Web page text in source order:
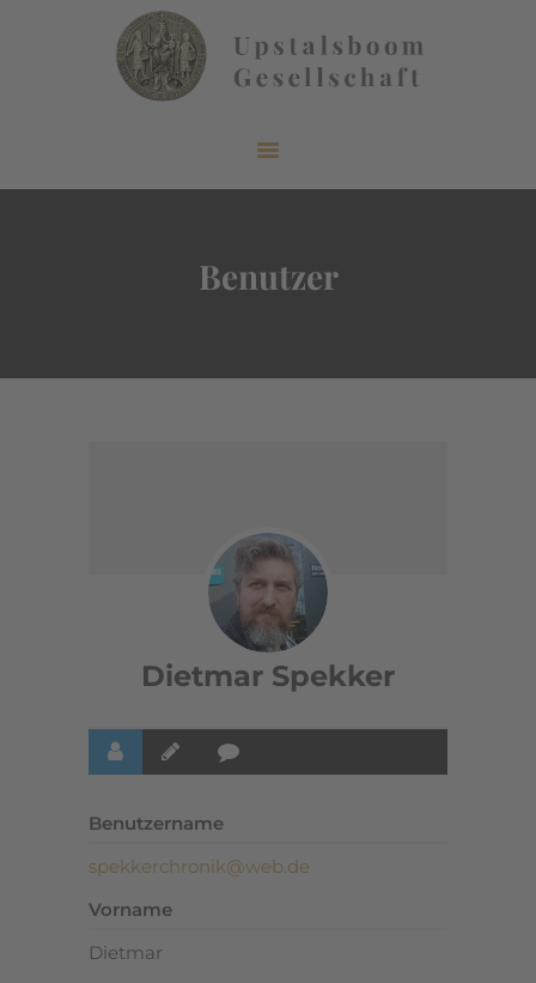
Benutzer
VERÖFFENTLICHUNGEN
MITGLIEDERBEREICH
Dietmar Spekker
Benutzername
spekkerchronik@web.de
Vorname
Dietmar